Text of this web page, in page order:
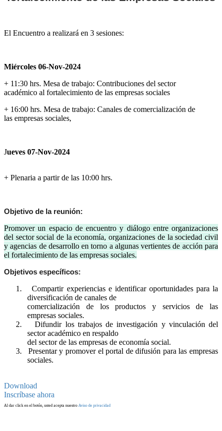
El Encuentro a realizará en 3 sesiones:
Miércoles 06-Nov-2024
+ 11:30 hrs. Mesa de trabajo: Contribuciones del sector
académico al fortalecimiento de las empresas sociales
+ 16:00 hrs. Mesa de trabajo: Canales de comercialización de
las empresas sociales,
Jueves 07-Nov-2024
+ Plenaria a partir de las 10:00 hrs.
Objetivo de la reunión:
Promover un espacio de encuentro y diálogo entre organizaciones
del sector social de la economía, organizaciones de la sociedad civil
y agencias de desarrollo en torno a algunas vertientes de acción para
el fortalecimiento de las empresas sociales.
Objetivos específicos:
1.
Compartir experiencias e identificar oportunidades para la
diversificación de canales de
comercialización de los productos y servicios de las
empresas sociales.
2.
Difundir los trabajos de investigación y vinculación del
sector académico en respaldo
del sector de las empresas de economía social.
3.
Presentar y promover el portal de difusión para las empresas
sociales.
Download
Inscríbase ahora
Al dar click en el botón, usted acepta nuestro Aviso de privacidad